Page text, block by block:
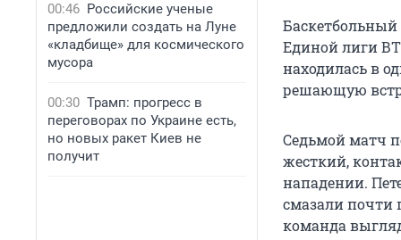
00:46 Российские ученые
предложили создать на Луне
«кладбище» для космического
мусора
00:30 Трамп: прогресс в
переговорах по Украине есть,
но новых ракет Киев не
получит
Единой лиги
находилась в
решающую
Седьмой матч
жесткий,
нападении.
смазали почти
команда